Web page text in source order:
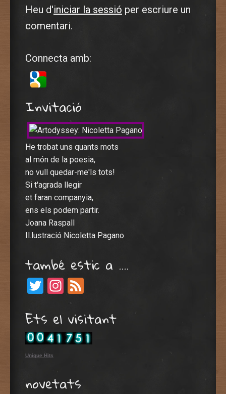
Heu d'iniciar la sessió per escriure un
comentari.
Connecta amb:
Invitació
He trobat uns quants mots
al món de la poesia,
no vull quedar-me'ls tots!
Si t'agrada llegir
et faran companyia,
ens els podem partir.
Joana Raspall
Il.lustració Nicoletta Pagano
també estic a ….
TwitterInstagram
Ets el visitant
Unique Hits
novetats